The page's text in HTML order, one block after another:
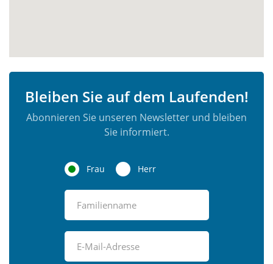
Bleiben Sie auf dem Laufenden!
Abonnieren Sie unseren Newsletter und bleiben
Sie informiert.
Frau Herr